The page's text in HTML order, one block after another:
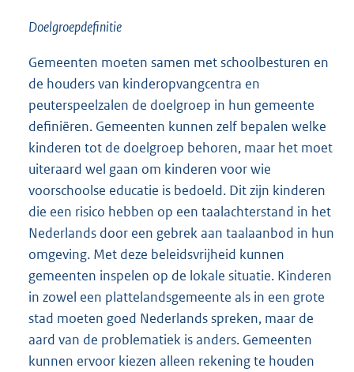
Doelgroepdefinitie
Gemeenten moeten samen met schoolbesturen en
de houders van kinderopvangcentra en
peuterspeelzalen de doelgroep in hun gemeente
definiëren. Gemeenten kunnen zelf bepalen welke
kinderen tot de doelgroep behoren, maar het moet
uiteraard wel gaan om kinderen voor wie
voorschoolse educatie is bedoeld. Dit zijn kinderen
die een risico hebben op een taalachterstand in het
Nederlands door een gebrek aan taalaanbod in hun
omgeving. Met deze beleidsvrijheid kunnen
gemeenten inspelen op de lokale situatie. Kinderen
in zowel een plattelandsgemeente als in een grote
stad moeten goed Nederlands spreken, maar de
aard van de problematiek is anders. Gemeenten
kunnen ervoor kiezen alleen rekening te houden